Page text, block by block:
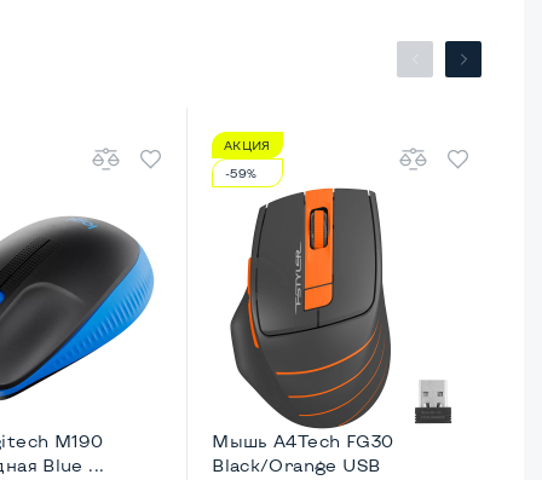
M190
Blue ...
АКЦИЯ
-59%
Мышь A4Tech FG30
Black/Orange USB